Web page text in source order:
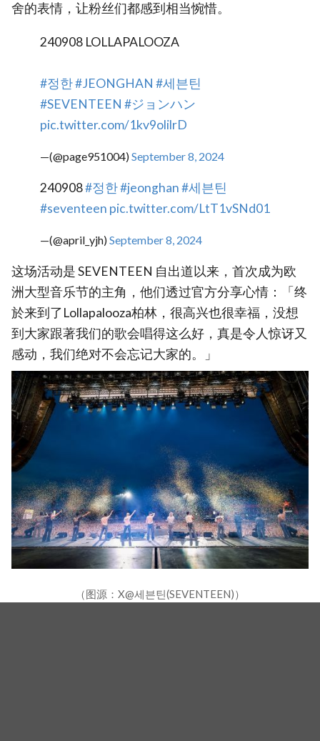
舍的表情，让粉丝们都感到相当惋惜。
240908 LOLLAPALOOZA
#정한#JEONGHAN #세븐틴
#SEVENTEEN #ジョンハン
pic.twitter.com/1kv9olilrD
—(@page951004)September 8, 2024
240908#정한#jeonghan#세븐틴
#seventeen pic.twitter.com/LtT1vSNd01
—(@april_yjh)September 8, 2024
这场活动是 SEVENTEEN 自出道以来，首次成为欧
洲大型音乐节的主角，他们透过官方分享心情：「终
於来到了Lollapalooza柏林，很高兴也很幸福，没想
到大家跟著我们的歌会唱得这么好，真是令人惊讶又
感动，我们绝对不会忘记大家的。」
（图源：X@세븐틴(SEVENTEEN)）